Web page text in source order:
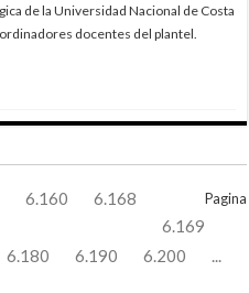
de la Universidad Nacional de Costa
docentes del plantel.
Pagina
6.160
6.168
6.169
6.180 6.190 6.200